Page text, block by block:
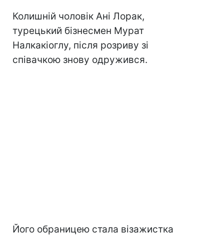
Колишній чоловік Ані Лорак,
турецький бізнесмен Мурат
Налкакіоглу, після розриву зі
співачкою знову одружився.
Його обраницею стала візажистка